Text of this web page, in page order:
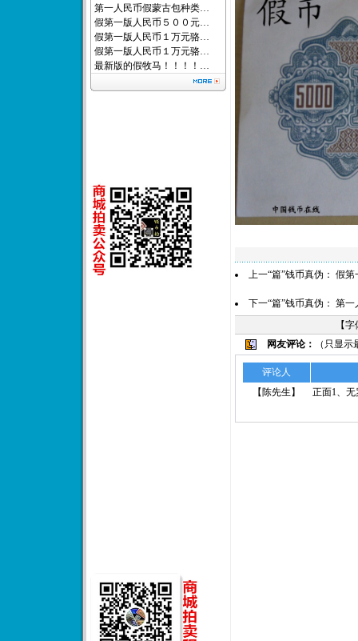
第一人民币假蒙古包种类…
假第一版人民币５００元…
假第一版人民币１万元骆…
假第一版人民币１万元骆…
最新版的假牧马！！！！…
上一“篇”钱币真伪： 假第
下一“篇”钱币真伪： 第一
【
网友评论：
（只显
评论人
【陈先生】 正面1、